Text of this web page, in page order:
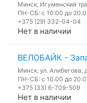
Минск, Игуменский
ПН-СБ: с 10:00 до
+375 (29) 332-04-04
Нет в наличии
ВЕЛОБАЙК -
Минск, ул. Алибегова,
ПН-СБ: с 10:00 до
+375 (33) 6-709-509
Нет в наличии